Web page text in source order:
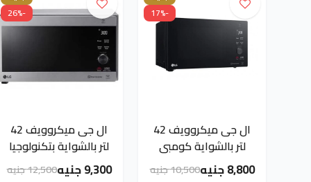
-17%
ال جى ميكروويف 42
لتر بالشواية كومبي
لون أسود MH8265DIS
8,800 جنيه 10,500 جنيه
-26%
ال جى ميكروويف 42
لتر بالشواية بتكنولوجيا
انفرتر لون سيلفر9,300 جنيه 12,500 جنيه